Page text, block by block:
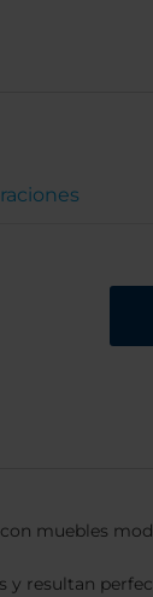
muebles
resultan